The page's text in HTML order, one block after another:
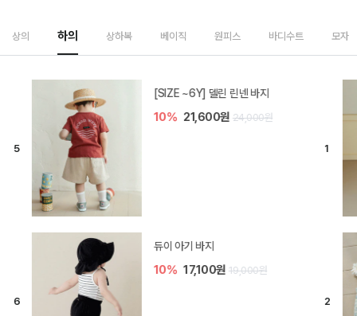
상의 하의 상하복 베이직 원피스 바디수트 모자
[SIZE ~6Y] 델린 린넨 바지
10% 21,600원 24,000원
듀이 아기 바지
10% 17,100원 19,000원